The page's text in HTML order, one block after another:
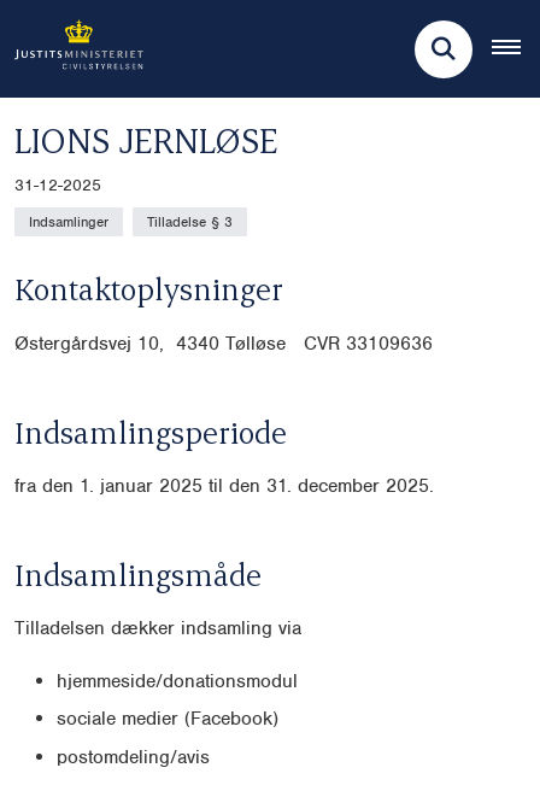
LIONS JERNLØSE
31-12-2025
Indsamlinger Tilladelse § 3
Kontaktoplysninger
Østergårdsvej 10, 4340 Tølløse CVR 33109636
Indsamlingsperiode
fra den 1. januar 2025 til den 31. december 2025.
Indsamlingsmåde
Tilladelsen dækker indsamling via
hjemmeside/donationsmodul
sociale medier (Facebook)
postomdeling/avis